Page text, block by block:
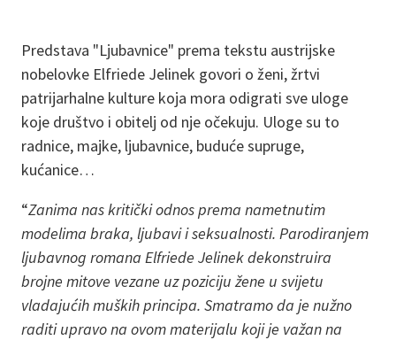
Predstava "Ljubavnice" prema tekstu austrijske
nobelovke Elfriede Jelinek govori o ženi, žrtvi
patrijarhalne kulture koja mora odigrati sve uloge
koje društvo i obitelj od nje očekuju. Uloge su to
radnice, majke, ljubavnice, buduće supruge,
kućanice…
“Zanima nas kritički odnos prema nametnutim
modelima braka, ljubavi i seksualnosti. Parodiranjem
ljubavnog romana Elfriede Jelinek dekonstruira
brojne mitove vezane uz poziciju žene u svijetu
vladajućih muških principa. Smatramo da je nužno
raditi upravo na ovom materijalu koji je važan na